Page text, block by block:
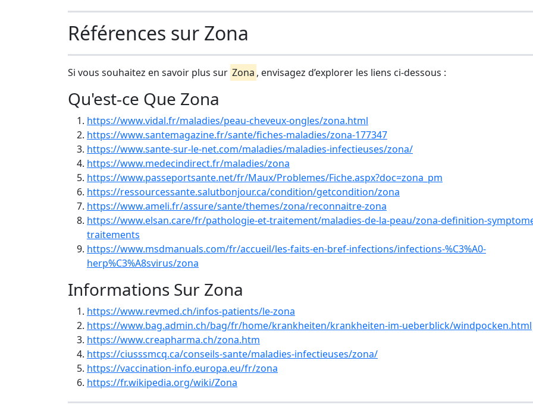
Références sur Zona
Si vous souhaitez en savoir plus sur Zona , envisagez d’explorer les liens ci-dessous :
Qu'est-ce Que Zona
https://www.vidal.fr/maladies/peau-cheveux-ongles/zona.html
https://www.santemagazine.fr/sante/fiches-maladies/zona-177347
https://www.sante-sur-le-net.com/maladies/maladies-infectieuses/zona/
https://www.medecindirect.fr/maladies/zona
https://www.passeportsante.net/fr/Maux/Problemes/Fiche.aspx?doc=zona_pm
https://ressourcessante.salutbonjour.ca/condition/getcondition/zona
https://www.ameli.fr/assure/sante/themes/zona/reconnaitre-zona
https://www.elsan.care/fr/pathologie-et-traitement/maladies-de-la-peau/zona-definition-
traitements
https://www.msdmanuals.com/fr/accueil/les-faits-en-bref-infections/infections-%C3%A0-
herp%C3%A8svirus/zona
Informations Sur Zona
https://www.revmed.ch/infos-patients/le-zona
https://www.bag.admin.ch/bag/fr/home/krankheiten/krankheiten-im-ueberblick/windpocken.html
https://www.creapharma.ch/zona.htm
https://ciusssmcq.ca/conseils-sante/maladies-infectieuses/zona/
https://vaccination-info.europa.eu/fr/zona
https://fr.wikipedia.org/wiki/Zona